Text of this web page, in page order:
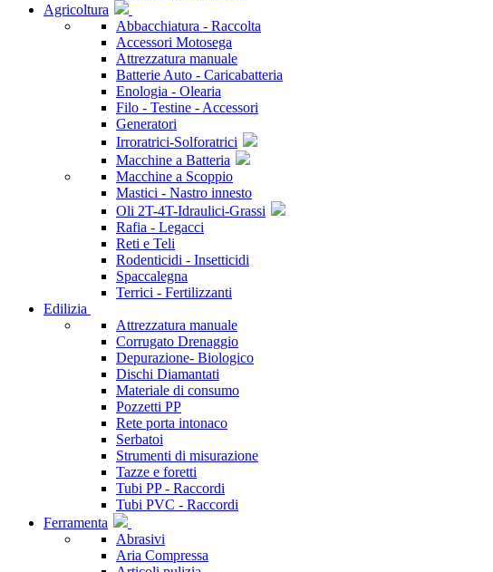
Agricoltura
Abbacchiatura - Raccolta
Accessori Motosega
Attrezzatura manuale
Batterie Auto - Caricabatteria
Enologia - Olearia
Filo - Testine - Accessori
Generatori
Irroratrici-Solforatrici
Macchine a Batteria
Macchine a Scoppio
Mastici - Nastro innesto
Oli 2T-4T-Idraulici-Grassi
Rafia - Legacci
Reti e Teli
Rodenticidi - Insetticidi
Spaccalegna
Terrici - Fertilizzanti
Edilizia
Attrezzatura manuale
Corrugato Drenaggio
Depurazione- Biologico
Dischi Diamantati
Materiale di consumo
Pozzetti PP
Rete porta intonaco
Serbatoi
Strumenti di misurazione
Tazze e foretti
Tubi PP - Raccordi
Tubi PVC - Raccordi
Ferramenta
Abrasivi
Aria Compressa